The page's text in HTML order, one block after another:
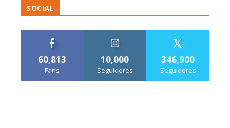
SOCIAL
60,813
Fans
10,000
Seguidores
346,900
Seguidores